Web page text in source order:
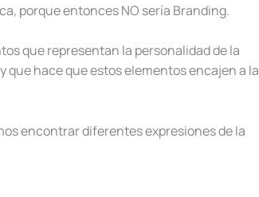
porque entonces NO sería Branding.
que representan la personalidad de la
que hace que estos elementos encajen a la
encontrar diferentes expresiones de la